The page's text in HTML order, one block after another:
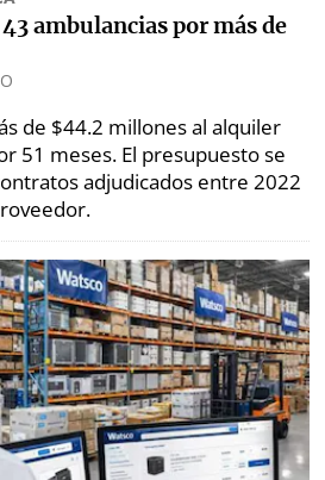
ambulancias por más de
de $44.2 millones al alquiler
51 meses. El presupuesto se
adjudicados entre 2022